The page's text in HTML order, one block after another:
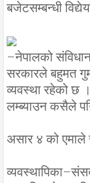
बजेटसम्बन्धी
–नेपालको
सरकारले बहुमत
व्यवस्था रहेको छ
लम्ब्याउन कसैले
असार ४ को